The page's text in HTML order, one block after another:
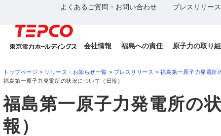
よくあるご質問・お問い合わせ プレスリリー
会社情報 福島への責任 原子力の取り
トップページ > リリース・お知らせ一覧 > プレスリリース >福島第一原子力発電所
福島第一原子力発電所の状況について（日報）
福島第一原子力発電所の
報）